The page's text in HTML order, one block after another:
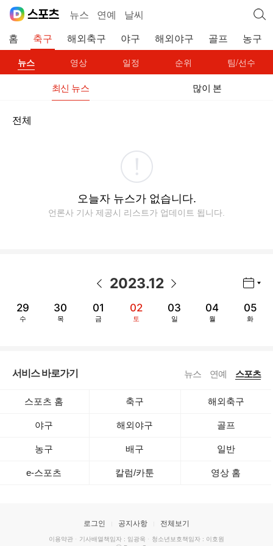
뉴스 연예 날씨
홈 축구 해외축구 야구 해외야구 골프 농구
뉴스 영상 일정 순위 팀/선수
최신 뉴스 많이 본
전체
오늘자 뉴스가 없습니다.
언론사 기사 제공시 리스트가 업데이트 됩니다.
2023.12
29
수
30
목
01
금
02
토
03
일
04
월
05
화
서비스 바로가기 뉴스 연예 스포츠
스포츠 홈 축구 해외축구
야구 해외야구 골프
농구 배구 일반
e-스포츠 칼럼/카툰 영상 홈
로그인 공지사항 전체보기
이용약관 · 기사배열책임자 : 임광욱 · 청소년보호책임자 : 이호원